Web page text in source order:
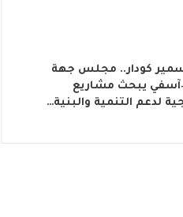
سمير كودار.. مجلس جهة
يبحث مشاريع
لدعم التنمية والبنية…